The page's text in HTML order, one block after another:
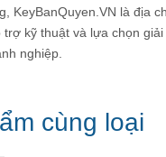
KeyBanQuyen.VN là địa
kỹ thuật và lựa chọn
nghiệp.
cùng loại